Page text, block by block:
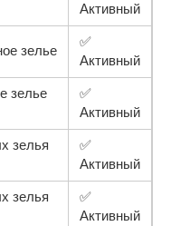
Активный
зелье
✅
Активный
зелье
✅
Активный
зелья
✅
Активный
зелья
✅
Активный